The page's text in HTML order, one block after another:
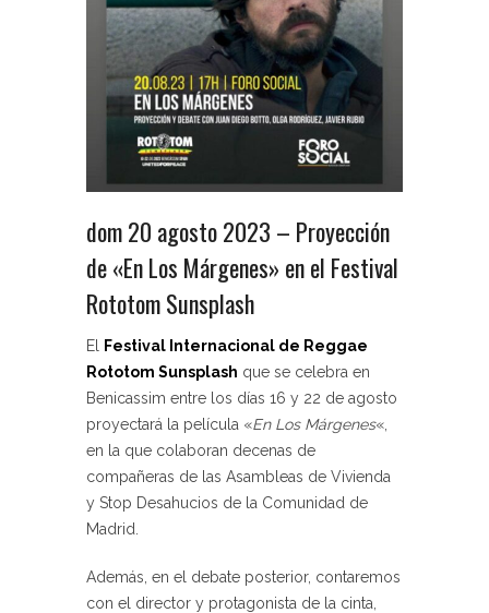
dom 20 agosto 2023 – Proyección
de «En Los Márgenes» en el Festival
Rototom Sunsplash
El
Festival Internacional de Reggae
Rototom Sunsplash que se celebra en
Benicassim entre los días 16 y 22 de agosto
proyectará la película «En Los Márgenes«,
en la que colaboran decenas de
compañeras de las Asambleas de Vivienda
y Stop Desahucios de la Comunidad de
Madrid.
Además, en el debate posterior, contaremos
con el director y protagonista de la cinta,